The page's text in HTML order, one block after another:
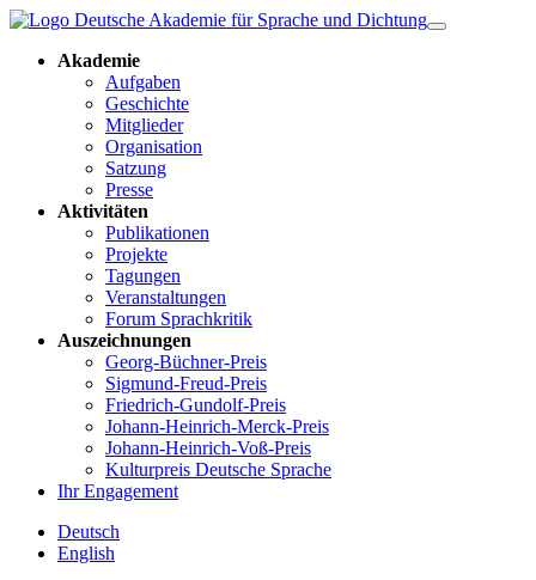
Akademie
Aufgaben
Geschichte
Mitglieder
Organisation
Satzung
Presse
Aktivitäten
Publikationen
Projekte
Tagungen
Veranstaltungen
Forum Sprachkritik
Auszeichnungen
Georg-Büchner-Preis
Sigmund-Freud-Preis
Friedrich-Gundolf-Preis
Johann-Heinrich-Merck-Preis
Johann-Heinrich-Voß-Preis
Kulturpreis Deutsche Sprache
Ihr Engagement
Deutsch
English